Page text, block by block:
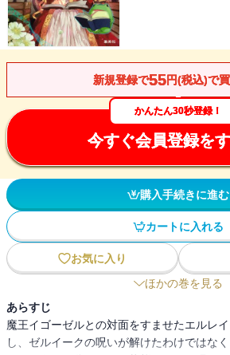
新規登録で55円(税込)で
かんたん30秒登録！
今すぐ会員登録を
購入手続きに進む
カートに入れる
お気に入り
ほかの巻を見る
あらすじ
魔王イゴーゼルとの対面をすませたエルレ
し、ゼルイークの呪いが解けたわけではな